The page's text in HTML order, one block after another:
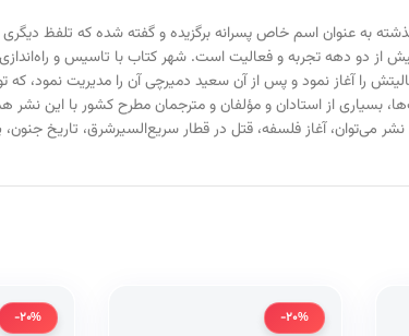
به عنوان اسم خاص پسرانه برگزیده و گفته شده که تلفظ دیگری
را آغاز نمود و پس از آن سعید دمیرچی آن را مدیریت
می‌توان، آغاز فلسفه، قتل در قطار سریع‌السیرشرق، تاریخ
-20%
-20%